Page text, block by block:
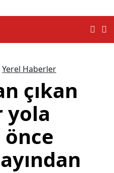
Yerel Haberler
çıkan
yola
önce